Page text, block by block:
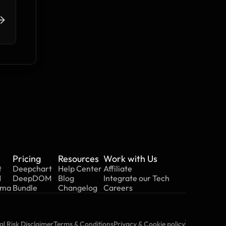
Pricing
Deepchart
DeepDOM
Bundle
Resources
Help Center
Blog
Changelog
Work with Us
Affiliate
Integrate our Tech
Careers
Risk DisclaimerTerms & ConditionsPrivacy & Cookie policy